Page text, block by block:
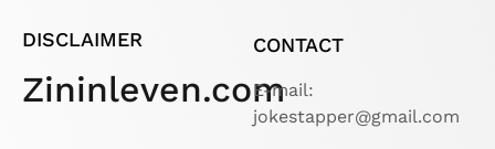
DISCLAIMER
Zininleven.com
CONTACT
E-mail:
jokestapper@gmail.com